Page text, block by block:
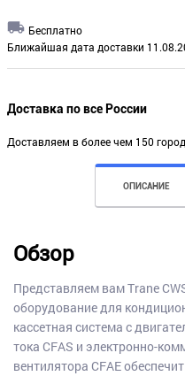
Бесплатно
Ближайшая дата доставки
Доставка по все России
Доставляем в более чем 150
ОПИСАНИЕ
Обзор
Представляем вам Trane
оборудование для
кассетная система с
тока CFAS и электронно-
вентилятора CFAE